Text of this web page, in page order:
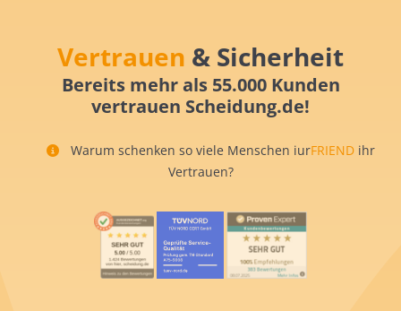
Vertrauen & Sicherheit
Bereits mehr als 55.000 Kunden
vertrauen Scheidung.de!
Warum schenken so viele Menschen iurFRIEND ihr
Vertrauen?